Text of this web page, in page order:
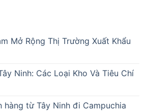
Mở Rộng Thị Trường Xuất Khẩu
Ninh: Các Loại Kho Và Tiêu Chí
hàng từ Tây Ninh đi Campuchia